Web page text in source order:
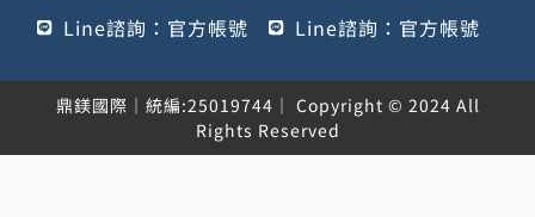
Line諮詢：官方帳號
Line諮詢：官方帳號
鼎鎂國際｜統編:25019744｜ Copyright © 2024 All
Rights Reserved